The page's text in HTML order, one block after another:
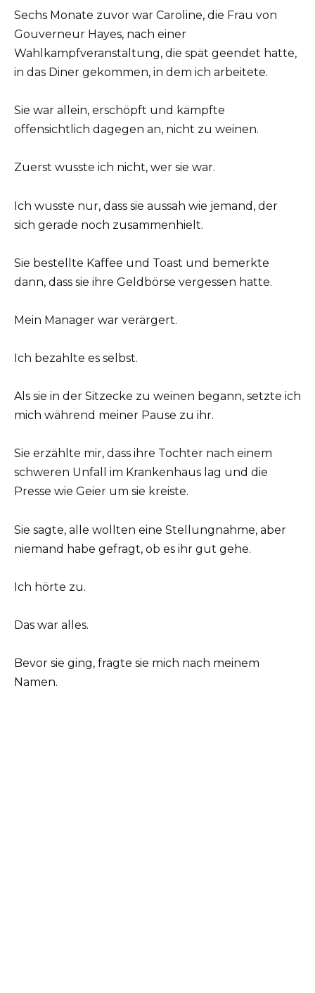
Sechs Monate zuvor war Caroline, die Frau von
Gouverneur Hayes, nach einer
Wahlkampfveranstaltung, die spät geendet hatte,
in das Diner gekommen, in dem ich arbeitete.
Sie war allein, erschöpft und kämpfte
offensichtlich dagegen an, nicht zu weinen.
Zuerst wusste ich nicht, wer sie war.
Ich wusste nur, dass sie aussah wie jemand, der
sich gerade noch zusammenhielt.
Sie bestellte Kaffee und Toast und bemerkte
dann, dass sie ihre Geldbörse vergessen hatte.
Mein Manager war verärgert.
Ich bezahlte es selbst.
Als sie in der Sitzecke zu weinen begann, setzte ich
mich während meiner Pause zu ihr.
Sie erzählte mir, dass ihre Tochter nach einem
schweren Unfall im Krankenhaus lag und die
Presse wie Geier um sie kreiste.
Sie sagte, alle wollten eine Stellungnahme, aber
niemand habe gefragt, ob es ihr gut gehe.
Ich hörte zu.
Das war alles.
Bevor sie ging, fragte sie mich nach meinem
Namen.